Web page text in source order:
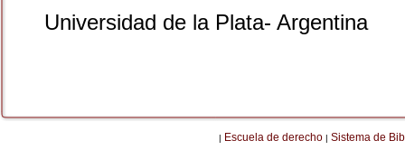
Universidad de la Plata- Argentina
| Escuela de derecho | Sistema de